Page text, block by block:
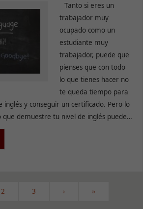
Tanto si eres un
trabajador muy
ocupado como un
estudiante muy
trabajador, puede que
pienses que con todo
lo que tienes hacer no
te queda tiempo para
inglés y conseguir un certificado. Pero lo
que demuestre tu nivel de inglés puede…
2 3 › »
Necesarias
Estas
cookies no
opcionales.
necesarias
para que
funcione la
web.
se usa la